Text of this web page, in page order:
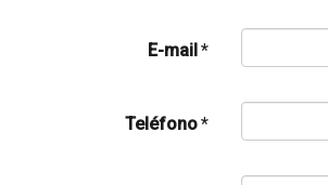
E-mail*
Teléfono*